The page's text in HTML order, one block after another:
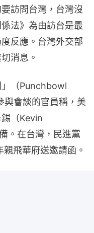
訪問台灣，台灣沒
法》為由訪台是最
反應。台灣外交部
消息。
」（Punchbowl
與會談的官員稱，美
（Kevin
。在台灣，民進黨
飛華府送邀請函。